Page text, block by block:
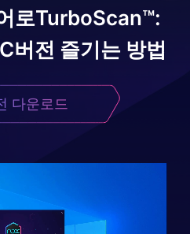
로TurboScan™:
버전 즐기는 방법
다운로드